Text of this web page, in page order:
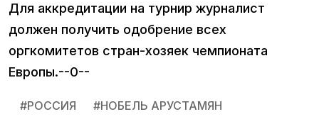
Для аккредитации на турнир журналист
должен получить одобрение всех
оргкомитетов стран-хозяек чемпионата
Европы.--0--
#РОССИЯ #НОБЕЛЬ АРУСТАМЯН